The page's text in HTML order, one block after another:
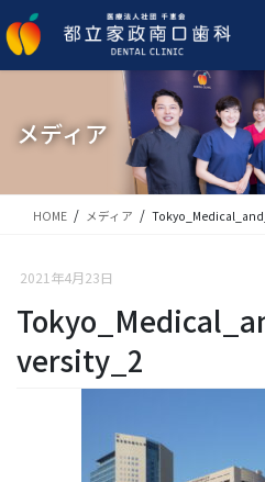
ン
テ
ビ
ゲ
移
メディア
HOME メディア
2021年4月23日
versity_2